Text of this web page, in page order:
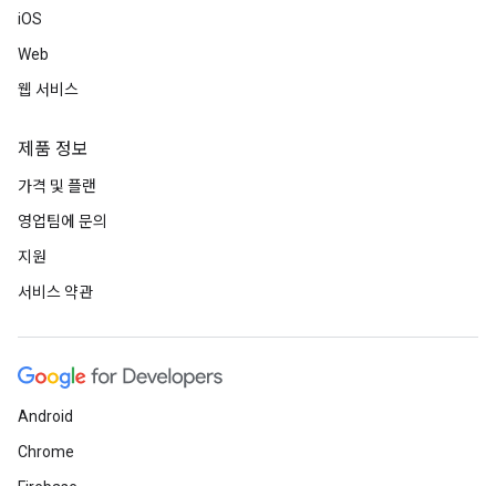
iOS
Web
웹 서비스
제품 정보
가격 및 플랜
영업팀에 문의
지원
서비스 약관
Android
Chrome